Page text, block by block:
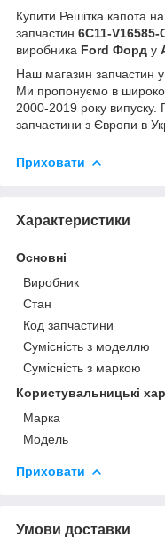
Купити Решітка капота на
запчастин 6C11-V16585-
виробника Ford Форд у
Наш магазин запчастин
Ми пропонуємо в
2000-2019 року випуску.
запчастини з Європи в
Приховати
Характеристики
Основні
Виробник
Стан
Код запчастини
Сумісність з моделлю
Сумісність з маркою
Користувальницькі
Марка
Модель
Приховати
Умови доставки